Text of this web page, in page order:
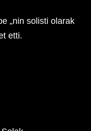
„nin solisti olarak
etti.